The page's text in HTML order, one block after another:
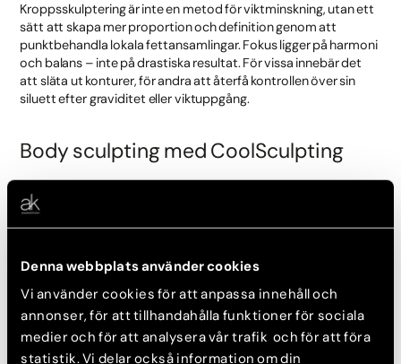
Denna webbplats använder cookies
Vi använder cookies för att anpassa innehåll och
annonser, för att tillhandahålla funktioner för sociala
medier och för att analysera vår trafik och för att föra
statistik. Vi delar också information om din
Kroppsskulptering är inte en metod för viktminskning, utan ett
sätt att skapa mer proportion och definition genom att
punktbehandla lokala fettansamlingar. Fokus ligger på harmoni
och balans – inte på drastiska resultat. För vissa innebär det
att släta ut konturer, för andra att återfå kontrollen över sin
siluett efter graviditet eller viktuppgång.
Body sculpting med CoolSculpting
avancerade tekniken
behandling som bygger på cryolipolysis – en kontrollerad
reducerar fett på utvalda områden genom att försiktigt kyla
ner cellerna tills de naturligt bryts ner och försvinner via
kroppens eget reningssystem.
Det som gör CoolSculpting unikt är dess skonsamhet: inga
snitt, ingen narkos och ingen konvalescens. Behandlingen riktar